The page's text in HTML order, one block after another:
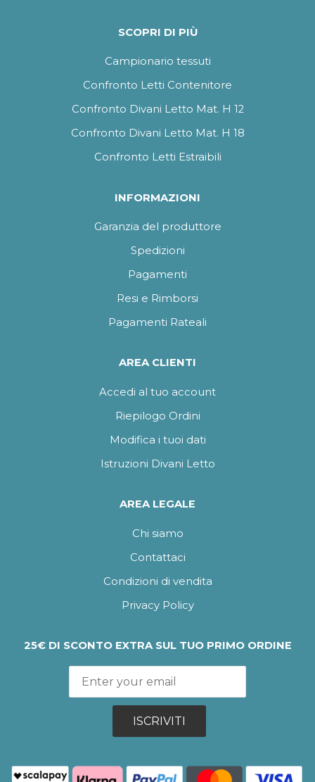
SCOPRI DI PIÙ
Campionario tessuti
Confronto Letti Contenitore
Confronto Divani Letto Mat. H 12
Confronto Divani Letto Mat. H 18
Confronto Letti Estraibili
INFORMAZIONI
Garanzia del produttore
Spedizioni
Pagamenti
Resi e Rimborsi
Pagamenti Rateali
AREA CLIENTI
Accedi al tuo account
Riepilogo Ordini
Modifica i tuoi dati
Istruzioni Divani Letto
AREA LEGALE
Chi siamo
Contattaci
Condizioni di vendita
Privacy Policy
25€ DI SCONTO EXTRA SUL TUO PRIMO ORDINE
ISCRIVITI